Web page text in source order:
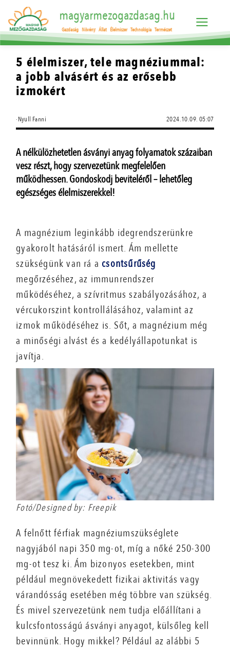
magyarmezogazdasag.hu
Gazdaság Növény Állat Élelmiszer Technológia Természet
5 élelmiszer, tele magnéziummal:
a jobb alvásért és az erősebb
izmokért
·Nyull Fanni 2024.10.09. 05:07
A nélkülözhetetlen ásványi anyag folyamatok százaiban
vesz részt, hogy szervezetünk megfelelően
működhessen. Gondoskodj beviteléről – lehetőleg
egészséges élelmiszerekkel!
A magnézium leginkább idegrendszerünkre
gyakorolt hatásáról ismert. Ám mellette
szükségünk van rá a csontsűrűség
megőrzéséhez, az immunrendszer
működéséhez, a szívritmus szabályozásához, a
vércukorszint kontrollálásához, valamint az
izmok működéséhez is. Sőt, a magnézium még
a minőségi alvást és a kedélyállapotunkat is
javítja.
Fotó/Designed by: Freepik
A felnőtt férfiak magnéziumszükséglete
nagyjából napi 350 mg-ot, míg a nőké 250-300
mg-ot tesz ki. Ám bizonyos esetekben, mint
például megnövekedett fizikai aktivitás vagy
várandósság esetében még többre van szükség.
És mivel szervezetünk nem tudja előállítani a
kulcsfontosságú ásványi anyagot, külsőleg kell
bevinnünk. Hogy mikkel? Például az alábbi 5